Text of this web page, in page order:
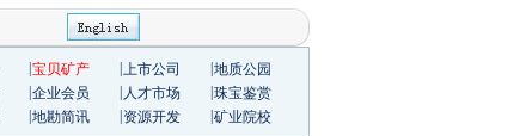
宝贝矿产 上市公司
地质公园
企业会员 人才市场
珠宝鉴赏
地勘简讯 资源开发 矿业院校